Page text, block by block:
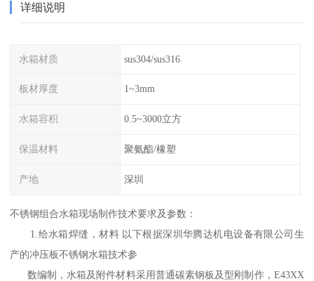
详细说明
水箱材质 sus304/sus316
板材厚度 1~3mm
水箱容积 0.5~3000立方
保温材料 聚氨酯/橡塑
产地 深圳
不锈钢组合水箱现场制作技术要求及参数：
1.给水箱焊缝，材料 以下根据深圳华腾达机电设备有限公司生
产的冲压板不锈钢水箱技术参
数编制，水箱及附件材料采用普通碳素钢板及型刚制作，E43XX